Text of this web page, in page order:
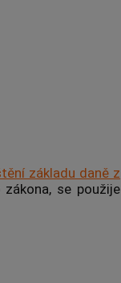
základu daně z
se použije